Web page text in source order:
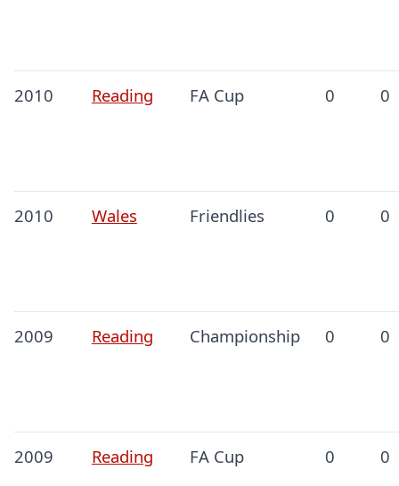
2010 Reading FA Cup 0 0
2010 Wales Friendlies 0 0
2009 Reading Championship 0 0
2009 Reading FA Cup 0 0